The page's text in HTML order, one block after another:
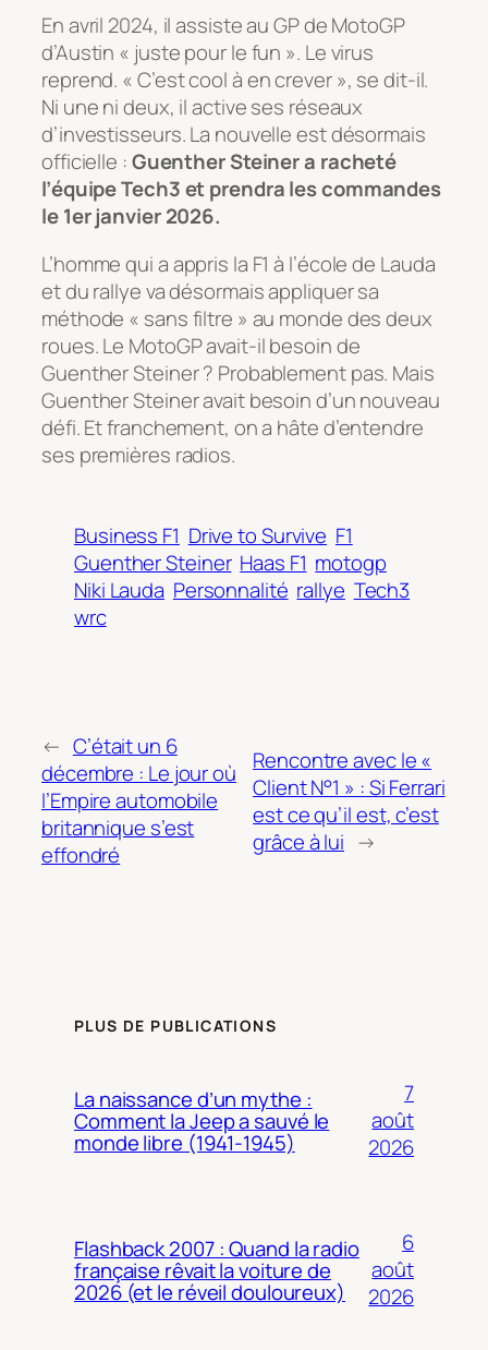
En avril 2024, il assiste au GP de MotoGP
d’Austin « juste pour le fun ». Le virus
reprend. « C’est cool à en crever », se dit-il.
Ni une ni deux, il active ses réseaux
d’investisseurs. La nouvelle est désormais
officielle :Guenther Steiner a racheté
l’équipe Tech3 et prendra les commandes
le 1er janvier 2026.
L’homme qui a appris la F1 à l’école de Lauda
et du rallye va désormais appliquer sa
méthode « sans filtre » au monde des deux
roues. Le MotoGP avait-il besoin de
Guenther Steiner ? Probablement pas. Mais
Guenther Steiner avait besoin d’un nouveau
défi. Et franchement, on a hâte d’entendre
ses premières radios.
Business F1 Drive to Survive F1
Guenther Steiner Haas F1 motogp
Niki Lauda Personnalité rallye Tech3
wrc
← C’était un 6
décembre : Le jour où
l’Empire automobile
britannique s’est
effondré
Rencontre avec le «
Client N°1 » : Si Ferrari
est ce qu’il est, c’est
grâce à lui →
PLUS DE PUBLICATIONS
La naissance d’un mythe :
Comment la Jeep a sauvé le
monde libre (1941-1945)
7
août
2026
Flashback 2007 : Quand la radio
française rêvait la voiture de
2026 (et le réveil douloureux)
6
août
2026